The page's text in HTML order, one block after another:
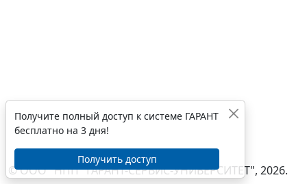
© ООО "НПП "ГАРАНТ-СЕРВИС-УНИВЕРСИТЕТ", 2026.
Получите полный доступ к системе ГАРАНТ
бесплатно на 3 дня!
Получить доступ